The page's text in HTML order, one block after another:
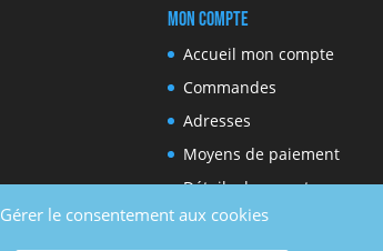
Gérer le consentement aux cookies
Mon compte
Accueil mon compte
Commandes
Adresses
Moyens de paiement
Détails du compte